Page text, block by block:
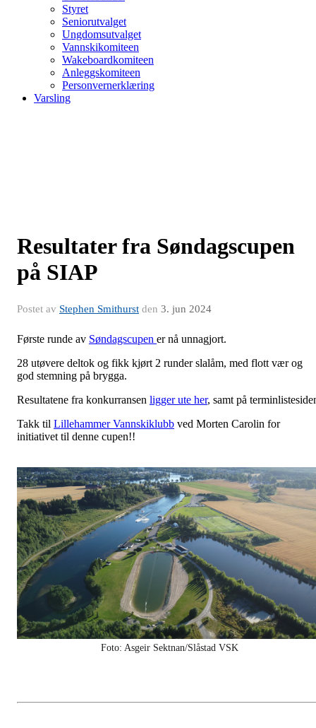
Styret
Seniorutvalget
Ungdomsutvalget
Vannskikomiteen
Wakeboardkomiteen
Anleggskomiteen
Personvernerklæring
Varsling
Resultater fra Søndagscupen
på SIAP
Postet av Stephen Smithurst den 3. jun 2024
Første runde av Søndagscupen er nå unnagjort.
28 utøvere deltok og fikk kjørt 2 runder slalåm, med flott vær og
god stemning på brygga.
Resultatene fra konkurransen ligger ute her, samt på
Takk til Lillehammer Vannskiklubb ved Morten Carolin for
initiativet til denne cupen!!
Foto: Asgeir Sektnan/Slåstad VSK